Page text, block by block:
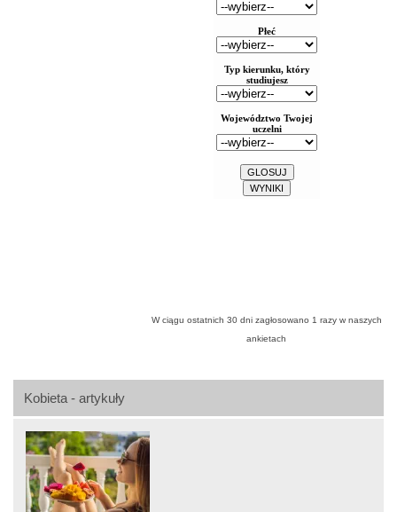
Kobieta - artykuły
W ciągu ostatnich 30 dni zagłosowano 1 razy w naszych
ankietach